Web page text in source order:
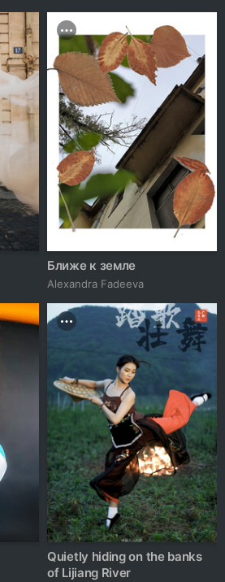
Ближе к земле
Alexandra Fadeeva
Quietly hiding on the banks
of Lijiang River